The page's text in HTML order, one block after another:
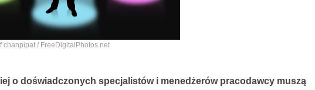
chanpipat / FreeDigitalPhotos.net
o doświadczonych specjalistów i menedżerów pracodawcy muszą